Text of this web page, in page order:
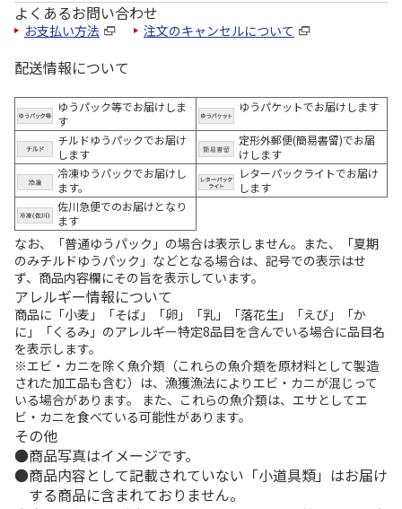
よくあるお問い合わせ
お支払い方法 注文のキャンセルについて
配送情報について
ゆうパック等でお届けしま
す
ゆうパケットでお届けします
チルドゆうパックでお届け
します
定形外郵便(簡易書留)でお届
けします
冷凍ゆうパックでお届けし
ます。
レターパックライトでお届け
します
佐川急便でのお届けとなり
ます
なお、「普通ゆうパック」の場合は表示しません。また、「夏期
のみチルドゆうパック」などとなる場合は、記号での表示はせ
ず、商品内容欄にその旨を表示しています。
アレルギー情報について
商品に「小麦」「そば」「卵」「乳」「落花生」「えび」「か
に」「くるみ」のアレルギー特定8品目を含んでいる場合に品目名
を表示します。
※エビ・カニを除く魚介類（これらの魚介類を原材料として製造
された加工品も含む）は、漁獲漁法によりエビ・カニが混じって
いる場合があります。 また、これらの魚介類は、エサとしてエ
ビ・カニを食べている可能性があります。
その他
商品写真はイメージです。
商品内容として記載されていない「小道具類」はお届け
する商品に含まれておりません。